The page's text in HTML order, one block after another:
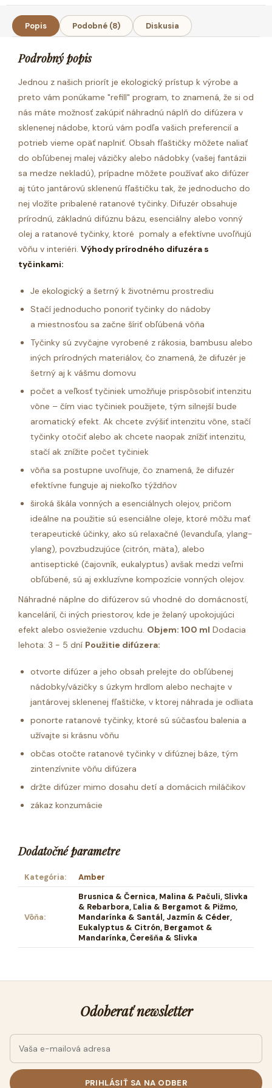
Popis Podobné (8) Diskusia
Podrobný popis
Jednou z našich priorít je ekologický prístup k výrobe a
preto vám ponúkame "refill" program, to znamená, že si od
nás máte možnosť zakúpiť náhradnú náplň do difúzera v
sklenenej nádobe, ktorú vám podľa vašich preferencií a
potrieb vieme opäť naplniť. Obsah fľaštičky môžete naliať
do obľúbenej malej vázičky alebo nádobky (vašej fantázii
sa medze nekladú), prípadne môžete používať ako difúzer
aj túto jantárovú sklenenú fľaštičku tak, že jednoducho do
nej vložíte pribalené ratanové tyčinky. Difuzér obsahuje
prírodnú, základnú difúznu bázu, esenciálny alebo vonný
olej a ratanové tyčinky, ktoré pomaly a efektívne uvoľňujú
vôňu v interiéri. Výhody prírodného difuzéra s
tyčinkami:
Je ekologický a šetrný k životnému prostrediu
Stačí jednoducho ponoriť tyčinky do nádoby
a miestnosťou sa začne šíriť obľúbená vôňa
Tyčinky sú zvyčajne vyrobené z rákosia, bambusu alebo
iných prírodných materiálov, čo znamená, že difuzér je
šetrný aj k vášmu domovu
počet a veľkosť tyčiniek umožňuje prispôsobiť intenzitu
vône – čím viac tyčiniek použijete, tým silnejší bude
aromatický efekt. Ak chcete zvýšiť intenzitu vône, stačí
tyčinky otočiť alebo ak chcete naopak znížiť intenzitu,
stačí ak znížite počet tyčiniek
vôňa sa postupne uvoľňuje, čo znamená, že difuzér
efektívne funguje aj niekoľko týždňov
široká škála vonných a esenciálnych olejov, pričom
ideálne na použitie sú esenciálne oleje, ktoré môžu mať
terapeutické účinky, ako sú relaxačné (levanduľa, ylang-
ylang), povzbudzujúce (citrón, mäta), alebo
antiseptické (čajovník, eukalyptus) avšak medzi veľmi
obľúbené, sú aj exkluzívne kompozície vonných olejov.
Náhradné náplne do difúzerov sú vhodné do domácností,
kancelárií, či iných priestorov, kde je želaný upokojujúci
efekt alebo osvieženie vzduchu. Objem: 100 ml Dodacia
lehota: 3 - 5 dní Použitie difúzera:
otvorte difúzer a jeho obsah prelejte do obľúbenej
nádobky/vázičky s úzkym hrdlom alebo nechajte v
jantárovej sklenenej fľaštičke, v ktorej náhrada je odliata
ponorte ratanové tyčinky, ktoré sú súčasťou balenia a
užívajte si krásnu vôňu
občas otočte ratanové tyčinky v difúznej báze, tým
zintenzívnite vôňu difúzera
držte difúzer mimo dosahu detí a domácich miláčikov
zákaz konzumácie
Dodatočné parametre
Kategória: Amber
Vôňa:
Brusnica & Černica, Malina & Pačuli, Slivka
& Rebarbora, Ľalia & Bergamot & Pižmo,
Mandarínka & Santál, Jazmín & Céder,
Eukalyptus & Citrón, Bergamot &
Mandarínka, Čerešňa & Slivka
Odoberať newsletter
PRIHLÁSIŤ SA NA ODBER